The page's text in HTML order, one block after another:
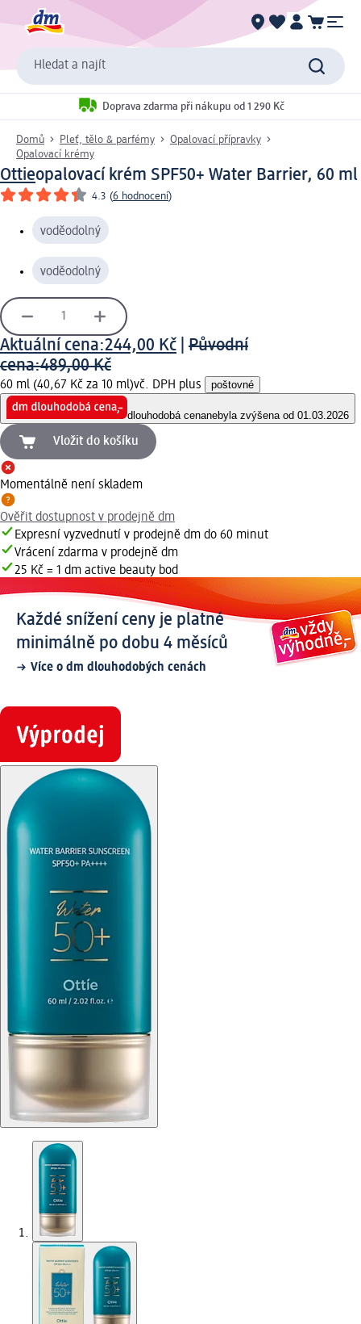
Hledat a najít
Doprava zdarma při nákupu od 1 290 Kč
Domů Pleť, tělo & parfémy
Opalovací přípravky
Opalovací krémy
Ottieopalovací krém SPF50+ Water Barrier, 60 ml
4.3 (6 hodnocení)
voděodolný
voděodolný
Aktuální cena:244,00 Kč
Původní
cena:489,00 Kč
60 ml (40,67 Kč za 10 ml)vč. DPH plus poštovné
dlouhodobá cenanebyla zvýšena od 01.03.2026
Vložit do košíku
Momentálně není skladem
Ověřit dostupnost v prodejně dm
Expresní vyzvednutí v prodejně dm do 60 minut
Vrácení zdarma v prodejně dm
25 Kč = 1 dm active beauty bod
Každé snížení ceny je platné
minimálně po dobu 4 měsíců
Více o dm dlouhodobých cenách